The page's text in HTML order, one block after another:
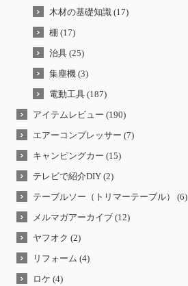
木材の基礎知識 (17)
棚 (17)
治具 (25)
集塵機 (3)
電動工具 (187)
アイテムレビュー (190)
エアーコンプレッサー (7)
キャンピングカー (15)
テレビで紹介DIY (2)
テーブルソー（トリマーテーブル） (6)
メルマガアーカイブ (12)
ヤフオク (2)
リフォーム (4)
ロケ (4)